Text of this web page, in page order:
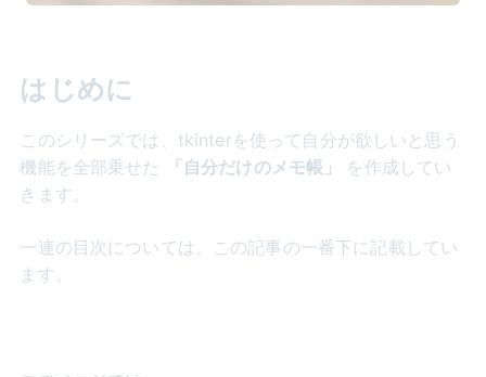
はじめに
このシリーズでは、tkinterを使って自分が欲しいと思う
機能を全部乗せた
「自分だけのメモ帳」
を作成してい
きます。
一連の目次については、この記事の一番下に記載してい
ます。